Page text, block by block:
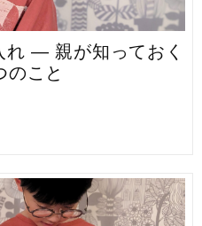
れ — 親が知っておく
のこと